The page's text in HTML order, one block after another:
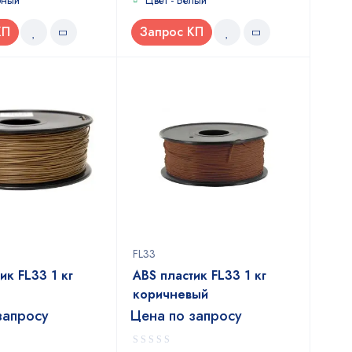
Запрос КП
FL33 1 кг
FL33
ABS пластик FL33 1 кг
коричневый
Цена по запросу